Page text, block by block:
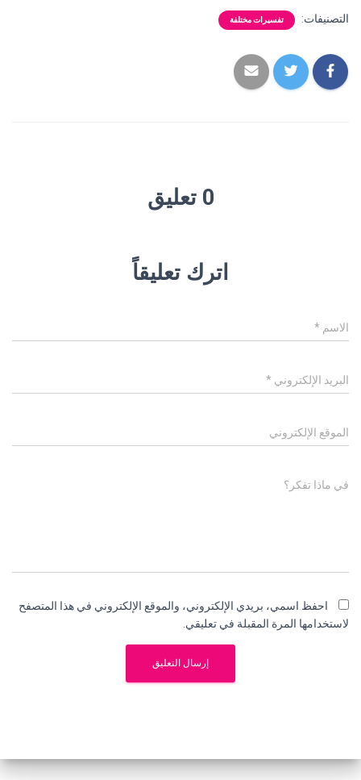
التصنيفات: تفسيرات مختلفة
0 تعليق
اترك تعليقاً
الاسم *
البريد الإلكتروني *
الموقع الإلكتروني
في ماذا تفكر؟
احفظ اسمي، بريدي الإلكتروني، والموقع الإلكتروني في هذا المتصفح
لاستخدامها المرة المقبلة في تعليقي.